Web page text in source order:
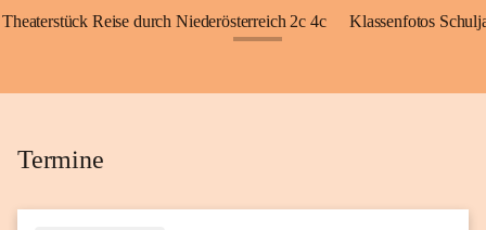
Theaterstück Reise durch Niederösterreich 2c 4c Klassenfotos
Termine